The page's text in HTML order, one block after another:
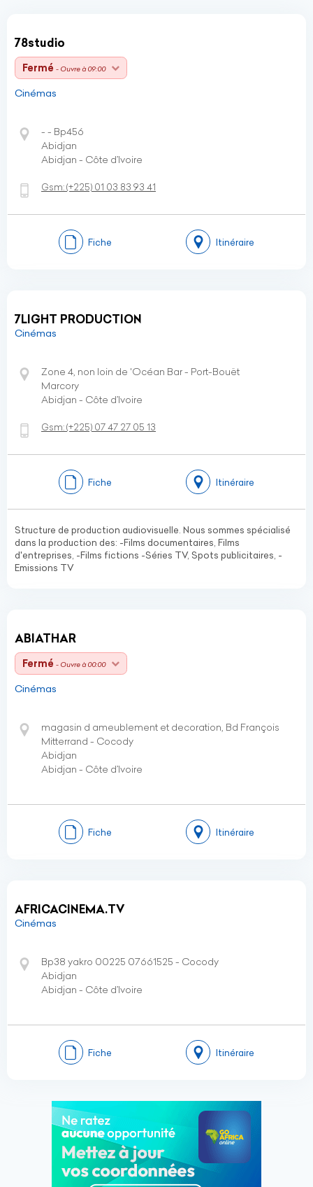
78studio
Fermé - Ouvre à 09:00
Cinémas
- - Bp456
Abidjan
Abidjan - Côte d’Ivoire
Gsm:(+225) 01 03 83 93 41
Fiche Itinéraire
7LIGHT PRODUCTION
Cinémas
Zone 4, non loin de 'Océan Bar - Port-Bouët
Marcory
Abidjan - Côte d’Ivoire
Gsm:(+225) 07 47 27 05 13
Fiche Itinéraire
Structure de production audiovisuelle. Nous sommes spécialisé
dans la production des: -Films documentaires, Films
d'entreprises, -Films fictions -Séries TV, Spots publicitaires, -
Emissions TV
ABIATHAR
Fermé - Ouvre à 00:00
Cinémas
magasin d ameublement et decoration, Bd François
Mitterrand - Cocody
Abidjan
Abidjan - Côte d’Ivoire
Fiche Itinéraire
AFRICACINEMA.TV
Cinémas
Bp38 yakro 00225 07661525 - Cocody
Abidjan
Abidjan - Côte d’Ivoire
Fiche Itinéraire